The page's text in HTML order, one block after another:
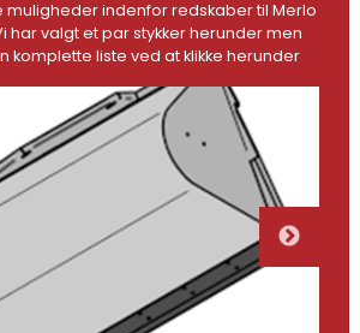
muligheder indenfor redskaber til Merlo
har valgt et par stykker herunder men
komplette liste ved at klikke herunder